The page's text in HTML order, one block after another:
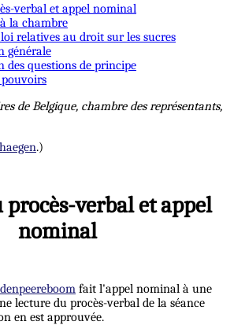
verbal et appel nominal
à la chambre
relatives au droit sur les sucres
générale
des questions de principe
de Belgique, chambre des représentants,
.)
procès-verbal et appel
nominal
fait l'appel nominal à une
lecture du procès-verbal de la séance
en est approuvée.